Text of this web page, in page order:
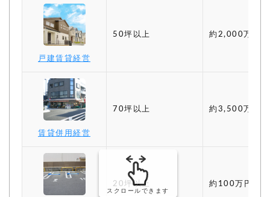
戸建賃貸経営
50坪以上 約2,000万円〜
賃貸併用経営
70坪以上 約3,500万円〜
20坪以上 約100万円〜
スクロールできます